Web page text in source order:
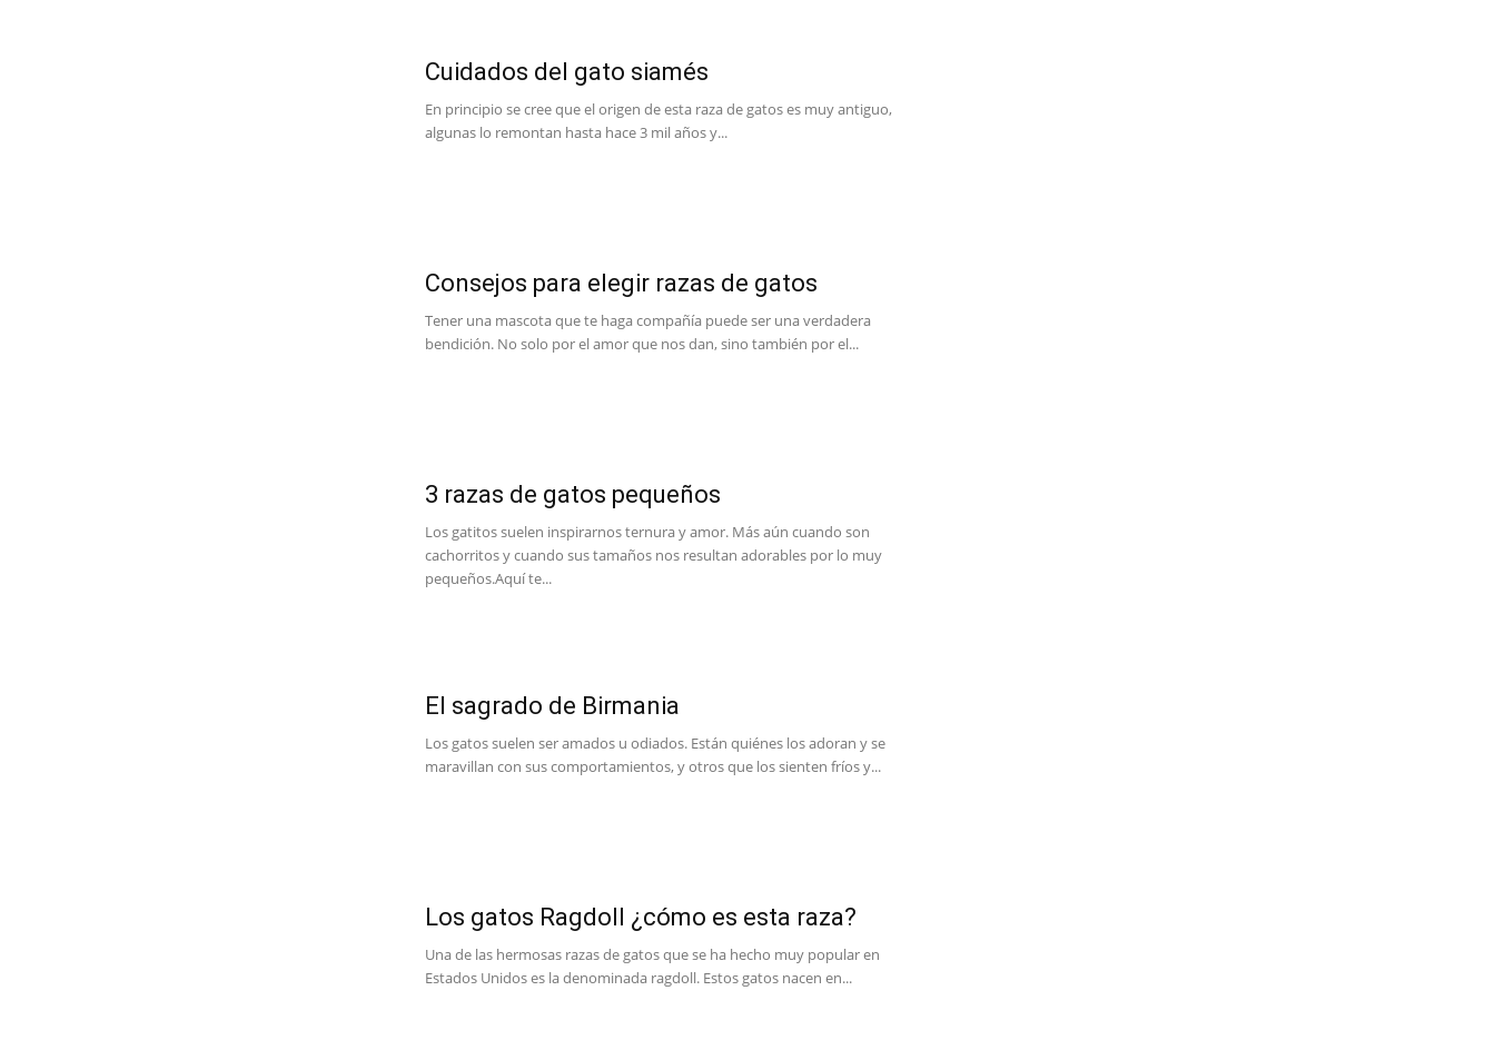
Cuidados del gato siamés
En principio se cree que el origen de esta raza de gatos es muy antiguo,
algunas lo remontan hasta hace 3 mil años y...
Consejos para elegir razas de gatos
Tener una mascota que te haga compañía puede ser una verdadera
bendición. No solo por el amor que nos dan, sino también por el...
3 razas de gatos pequeños
Los gatitos suelen inspirarnos ternura y amor. Más aún cuando son
cachorritos y cuando sus tamaños nos resultan adorables por lo muy
pequeños.Aquí te...
El sagrado de Birmania
Los gatos suelen ser amados u odiados. Están quiénes los adoran y se
maravillan con sus comportamientos, y otros que los sienten fríos y...
Los gatos Ragdoll ¿cómo es esta raza?
Una de las hermosas razas de gatos que se ha hecho muy popular en
Estados Unidos es la denominada ragdoll. Estos gatos nacen en...